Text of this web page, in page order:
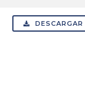
DESCARGAR